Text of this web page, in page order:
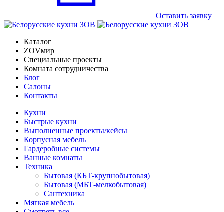
Оставить заявку
Каталог
ZOVмир
Специальные проекты
Комната сотрудничества
Блог
Салоны
Контакты
Кухни
Быстрые кухни
Выполненные проекты/кейсы
Корпусная мебель
Гардеробные системы
Ванные комнаты
Техника
Бытовая (КБТ-крупнобытовая)
Бытовая (МБТ-мелкобытовая)
Сантехника
Мягкая мебель